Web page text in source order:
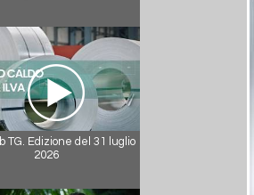
TG. Edizione del 31 luglio
2026